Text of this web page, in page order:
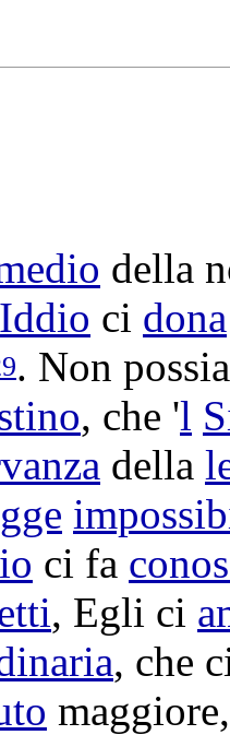
della
Iddio ci dona
. Non
, che 'l
della
ci fa
, Egli ci
, che